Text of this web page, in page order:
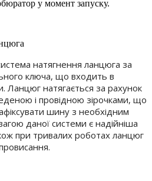
у момент запуску.
натягнення ланцюга за
ключа, що входить в
Ланцюг натягається за рахунок
і провідною зірочками, що
шину з необхідним
даної системи є надійніша
при тривалих роботах ланцюг